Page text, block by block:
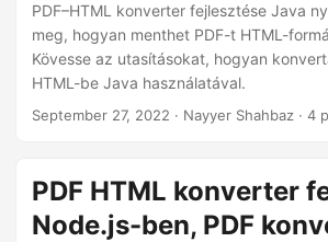
PDF–HTML konverter fejlesztése Java
meg, hogyan menthet PDF-t HTML-
Kövesse az utasításokat, hogyan
HTML-be Java használatával.
September 27, 2022 · Nayyer Shahbaz · 4
PDF HTML konverter
Node.js-ben, PDF